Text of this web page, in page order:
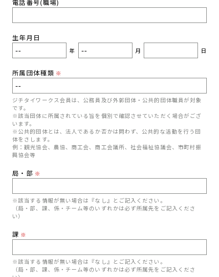
電話番号(職場)
生年月日
年 月 日
所属団体種類 ※
ジチタイワークス会員は、公務員及び外郭団体・公共的団体職員が対象
です。
※該当団体に所属されている旨を個別で確認させていただく場合がござ
います。
※公共的団体とは、法人であるか否かは問わず、公共的な活動を行う団
体をさします。
例：観光協会、農協、商工会、商工会議所、社会福祉協議会、市町村振
興協会等
局・部 ※
※該当する情報が無い場合は『なし』とご記入ください。
（局・部、課、係・チーム等のいずれかは必ず所属先をご記入くださ
い）
課 ※
※該当する情報が無い場合は『なし』とご記入ください。
（局・部、課、係・チーム等のいずれかは必ず所属先をご記入くださ